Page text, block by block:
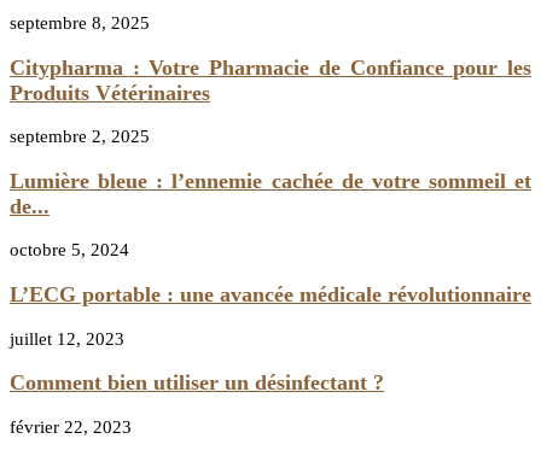
septembre 8, 2025
Citypharma : Votre Pharmacie de Confiance pour les
Produits Vétérinaires
septembre 2, 2025
Lumière bleue : l’ennemie cachée de votre sommeil et
de...
octobre 5, 2024
L’ECG portable : une avancée médicale révolutionnaire
juillet 12, 2023
Comment bien utiliser un désinfectant ?
février 22, 2023